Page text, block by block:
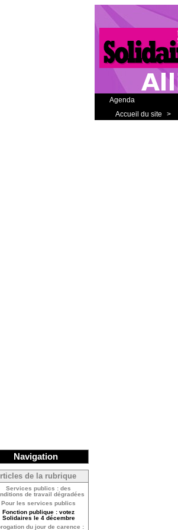
Agenda
Accueil du site >
Navigation
de la rubrique
Services publics : des
de travail dégradées
Pour les services publics
Fonction publique : votez
Solidaires le 4 décembre
du jour de carence :